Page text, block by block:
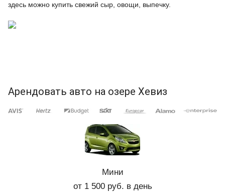
здесь можно купить свежий сыр, овощи, выпечку.
Арендовать авто на озере Хевиз
Мини
от 1 500 руб. в день